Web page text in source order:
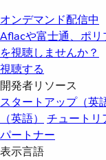
オンデマンド配信中
Aflacや富士通、ポ
を視聴しませんか？
視聴する
開発者リソース
スタートアップ（英
（英語）
チュートリ
パートナー
表示言語